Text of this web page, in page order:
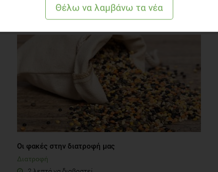
ΔΙΑΒΑΣΤΕ ΑΚΟΜΗ
Οι φακές στην διατροφή μας
Διατροφή